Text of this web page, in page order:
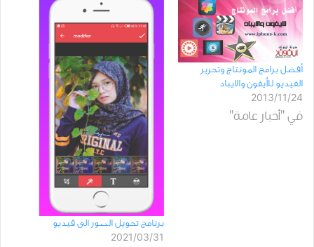
أفضل برامج المونتاج وتحرير
الفيديو للأيفون والايباد
2013/11/24
في "أخبار عامة"
برنامج تحويل الصور الى فيديو
2021/03/31